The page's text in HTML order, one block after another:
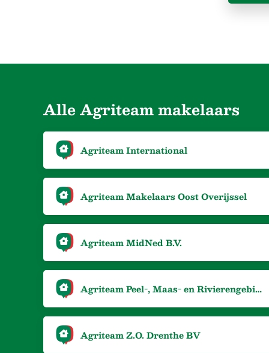
Alle Agriteam makelaars
Agriteam International
Agriteam Makelaars Oost Overijssel
Agriteam MidNed B.V.
Agriteam Peel-, Maas- en Rivierengebied
Agriteam Z.O. Drenthe BV